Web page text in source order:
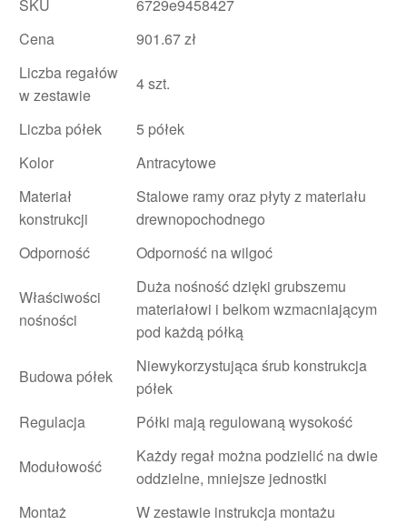
SKU
6729e9458427
Cena
901.67 zł
Liczba regałów
w zestawie
4 szt.
Liczba półek
5 półek
Kolor
Antracytowe
Materiał
konstrukcji
Stalowe ramy oraz płyty z materiału
drewnopochodnego
Odporność
Odporność na wilgoć
Właściwości
nośności
Duża nośność dzięki grubszemu
materiałowi i belkom wzmacniającym
pod każdą półką
Budowa półek
Niewykorzystująca śrub konstrukcja
półek
Regulacja
Półki mają regulowaną wysokość
Modułowość
Każdy regał można podzielić na dwie
oddzielne, mniejsze jednostki
Montaż
W zestawie instrukcja montażu